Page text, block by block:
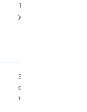
100 м³/ч -
умягчение,
30 м³/ч - грубая
система
температурного